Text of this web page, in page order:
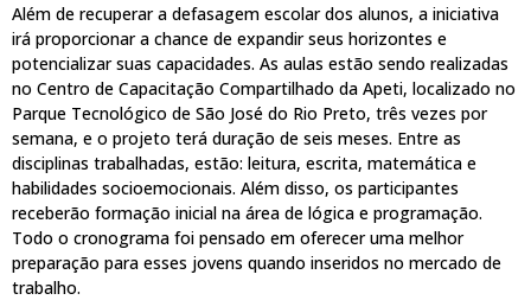
Além de recuperar a defasagem escolar dos alunos, a iniciativa
irá proporcionar a chance de expandir seus horizontes e
potencializar suas capacidades. As aulas estão sendo realizadas
no Centro de Capacitação Compartilhado da Apeti, localizado no
Parque Tecnológico de São José do Rio Preto, três vezes por
semana, e o projeto terá duração de seis meses. Entre as
disciplinas trabalhadas, estão: leitura, escrita, matemática e
habilidades socioemocionais. Além disso, os participantes
receberão formação inicial na área de lógica e programação.
Todo o cronograma foi pensado em oferecer uma melhor
preparação para esses jovens quando inseridos no mercado de
trabalho.